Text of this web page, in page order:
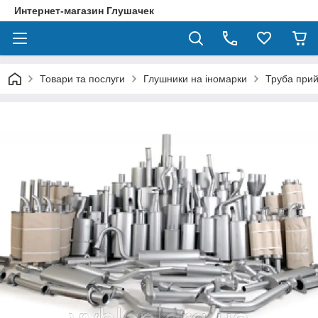
Интернет-магазин Глушачек
Товари та послуги Глушники на іномарки Труба